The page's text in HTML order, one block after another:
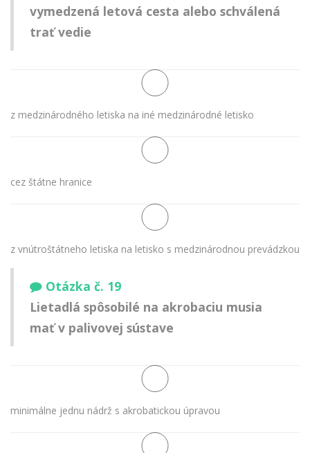
vymedzená letová cesta alebo schválená
trať vedie
z medzinárodného letiska na iné medzinárodné letisko
cez štátne hranice
z vnútroštátneho letiska na letisko s medzinárodnou prevádzkou
Otázka č. 19
Lietadlá spôsobilé na akrobaciu musia
mať v palivovej sústave
minimálne jednu nádrž s akrobatickou úpravou